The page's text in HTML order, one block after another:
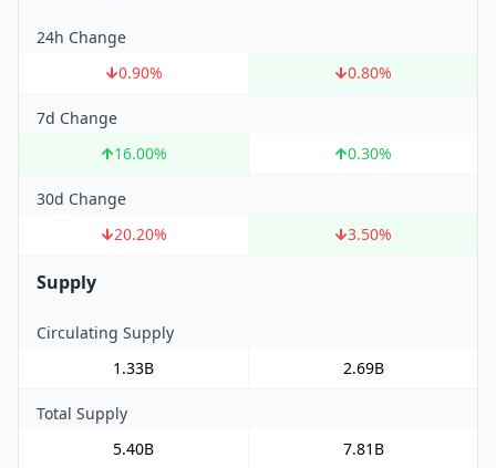
24h Change
0.90% 0.80%
7d Change
16.00% 0.30%
30d Change
20.20% 3.50%
Supply
Circulating Supply
1.33B
2.69B
Total Supply
5.40B
7.81B